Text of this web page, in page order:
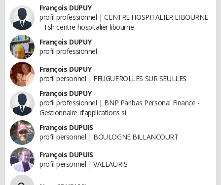
François DUPUY
profil professionnel | CENTRE HOSPITALIER LIBOURNE
- Tsh centre hospitalier libourne
François DUPUY
profil professionnel
François DUPUY
profil personnel | FEUGUEROLLES SUR SEULLES
François DUPUY
profil professionnel | BNP Paribas Personal Finance -
Gestionnaire d'applications si
François DUPUIS
profil personnel | BOULOGNE BILLANCOURT
François DUPUIS
profil personnel | VALLAURIS